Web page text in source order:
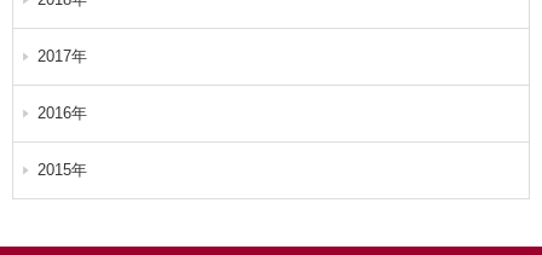
2017年
2016年
2015年